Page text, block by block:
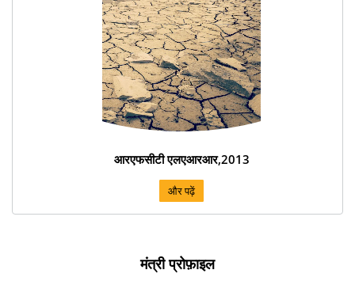
आरएफसीटी एलएआरआर,2013
और पढ़ें
मंत्री प्रोफ़ाइल